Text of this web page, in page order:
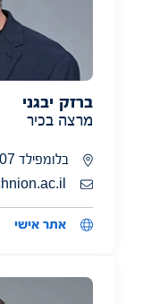
ברזק יבגני
מרצה בכיר
בלומפילד 507
אתר אישי